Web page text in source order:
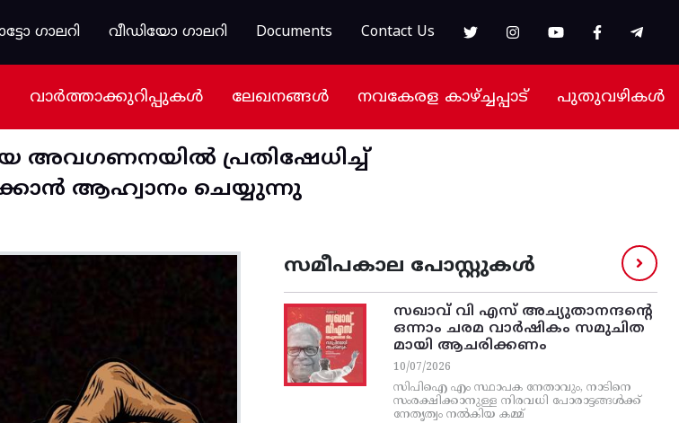
ഗാലറി വീഡിയോ ഗാലറി Documents Contact Us
വാർത്താക്കുറിപ്പുകൾ ലേഖനങ്ങൾ നവകേരള കാഴ്ച്ചപ്പാട് പുതുവഴികൾ
അവഗണനയില്‍ പ്രതിഷേധിച്ച്‌
ആഹ്വാനം ചെയ്യുന്നു
സമീപകാല പോസ്റ്റുകൾ
സഖാവ് വി എസ്‌ അച്യുതാനന്ദന്റെ
ഒന്നാം ചരമ വാര്‍ഷികം സമുചിത
മായി ആചരിക്കണം
10/07/2026
സിപിഐ എം സ്ഥാപക നേതാവും, നാടിനെ
സംരക്ഷിക്കാനുള്ള നിരവധി പോരാട്ടങ്ങള്‍ക്ക്‌
നേതൃത്വം നല്‍കിയ കമ്മ്